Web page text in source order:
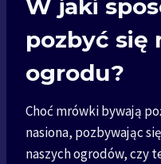
W jaki
pozbyć się
ogrodu?
Choć mrówki bywają
nasiona, pozbywając
naszych ogrodów, czy